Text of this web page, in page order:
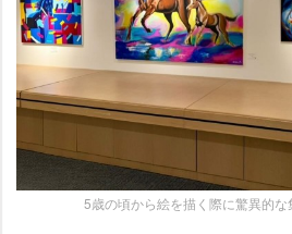
5歳の頃から絵を描く際に驚異的な